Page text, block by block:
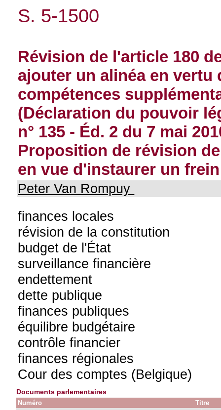
S. 5-1500
Révision de l'article 180
ajouter un alinéa en
compétences
(Déclaration du pouvoir
n° 135 - Éd. 2 du 7 mai
Proposition de révision
en vue d'instaurer un
Peter Van Rompuy
finances locales
révision de la constitution
budget de l'État
surveillance financière
endettement
dette publique
finances publiques
équilibre budgétaire
contrôle financier
finances régionales
Cour des comptes (Belgique)
Documents parlementaires
Numéro Titre